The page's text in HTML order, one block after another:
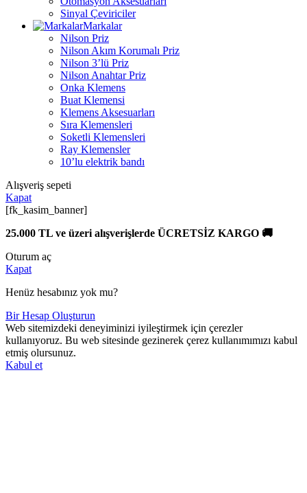
Sinyal Çeviriciler
Markalar
Nilson Priz
Nilson Akım Korumalı Priz
Nilson 3’lü Priz
Nilson Anahtar Priz
Onka Klemens
Buat Klemensi
Klemens Aksesuarları
Sıra Klemensleri
Soketli Klemensleri
Ray Klemensler
10’lu elektrik bandı
Alışveriş sepeti
Kapat
[fk_kasim_banner]
25.000 TL ve üzeri alışverişlerde ÜCRETSİZ KARGO 🚚
Oturum aç
Kapat
Henüz hesabınız yok mu?
Bir Hesap Oluşturun
Web sitemizdeki deneyiminizi iyileştirmek için çerezler
kullanıyoruz. Bu web sitesinde gezinerek çerez kullanımımızı kabul
etmiş olursunuz.
Kabul et